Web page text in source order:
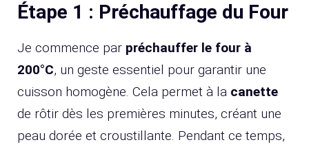
Étape 1 : Préchauffage du Four
Je commence par préchauffer le four à
200°C, un geste essentiel pour garantir une
cuisson homogène. Cela permet à la canette
de rôtir dès les premières minutes, créant une
peau dorée et croustillante. Pendant ce temps,